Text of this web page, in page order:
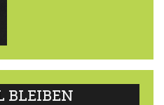
BLEIBEN